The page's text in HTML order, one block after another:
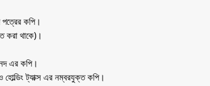
কপি।
করা থাকে)।
এর কপি।
ট্যাক্স এর নম্বরযুক্ত কপি।